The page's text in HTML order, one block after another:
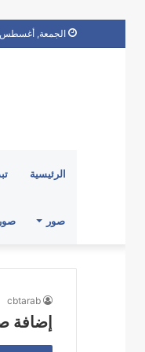
الجمعة, أغسطس 7 2026
الرئيسية
صور
cbtarab
إضافة